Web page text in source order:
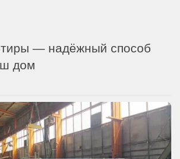
— надёжный способ
дом